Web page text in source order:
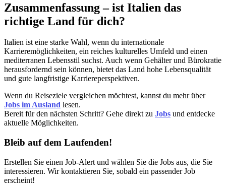
Zusammenfassung – ist Italien das
richtige Land für dich?
Italien ist eine starke Wahl, wenn du internationale
Karrieremöglichkeiten, ein reiches kulturelles Umfeld und einen
mediterranen Lebensstil suchst. Auch wenn Gehälter und Bürokratie
herausfordernd sein können, bietet das Land hohe Lebensqualität
und gute langfristige Karriereperspektiven.
Wenn du Reiseziele vergleichen möchtest, kannst du mehr über
Jobs im Ausland lesen.
Bereit für den nächsten Schritt? Gehe direkt zu Jobs und entdecke
aktuelle Möglichkeiten.
Bleib auf dem Laufenden!
Erstellen Sie einen Job-Alert und wählen Sie die Jobs aus, die Sie
interessieren. Wir kontaktieren Sie, sobald ein passender Job
erscheint!